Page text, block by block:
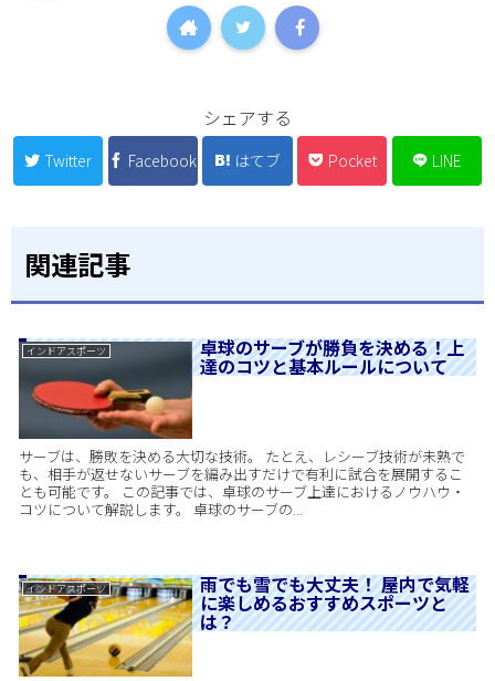
シェアする
Twitter Facebook はてブ Pocket LINE
関連記事
インドアスポーツ 卓球のサーブが勝負を決める！上
達のコツと基本ルールについて
サーブは、勝敗を決める大切な技術。 たとえ、レシーブ技術が未熟で
も、相手が返せないサーブを編み出すだけで有利に試合を展開するこ
とも可能です。 この記事では、卓球のサーブ上達におけるノウハウ・
コツについて解説します。 卓球のサーブの...
インドアスポーツ 雨でも雪でも大丈夫！ 屋内で気軽
に楽しめるおすすめスポーツと
は？